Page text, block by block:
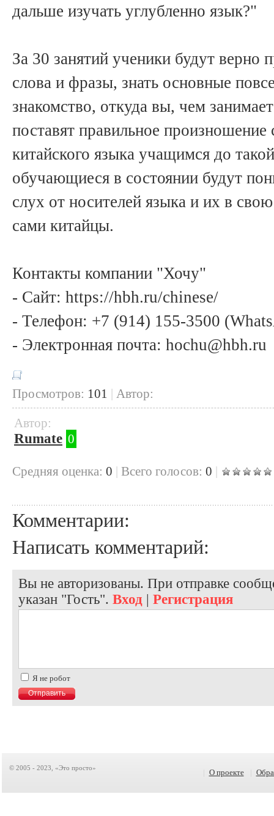
дальше изучать углубленно язык?"
За 30 занятий ученики будут верно
слова и фразы, знать основные
знакомство, откуда вы, чем
поставят правильное произношение
китайского языка учащимся до
обучающиеся в состоянии будут
слух от носителей языка и их в
сами китайцы.
Контакты компании "Хочу"
- Сайт: https://hbh.ru/chinese/
- Телефон: +7 (914) 155-3500
- Электронная почта: hochu@hbh.ru
Просмотров: 101 | Автор:
Автор:
Rumate 0
Cредняя оценка: 0 | Всего голосов: 0 |
Комментарии:
Написать комментарий:
Вы не авторизованы. При отправке
указан "Гость". Вход | Регистрация
Я не робот
© 2005 - 2023, «Это просто» О проекте